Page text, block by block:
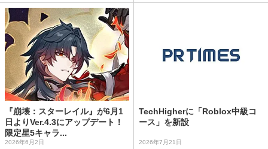
『崩壊：スターレイル』が6月1
日よりVer.4.3にアップデート！
限定星5キャラ...
2026年6月2日
TechHigherに「Roblox中級コ
ース」を新設
2026年7月21日